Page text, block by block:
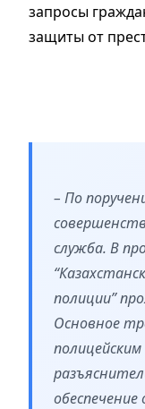
запросы
защиты от
– По
служба. В
полиции”
Основное